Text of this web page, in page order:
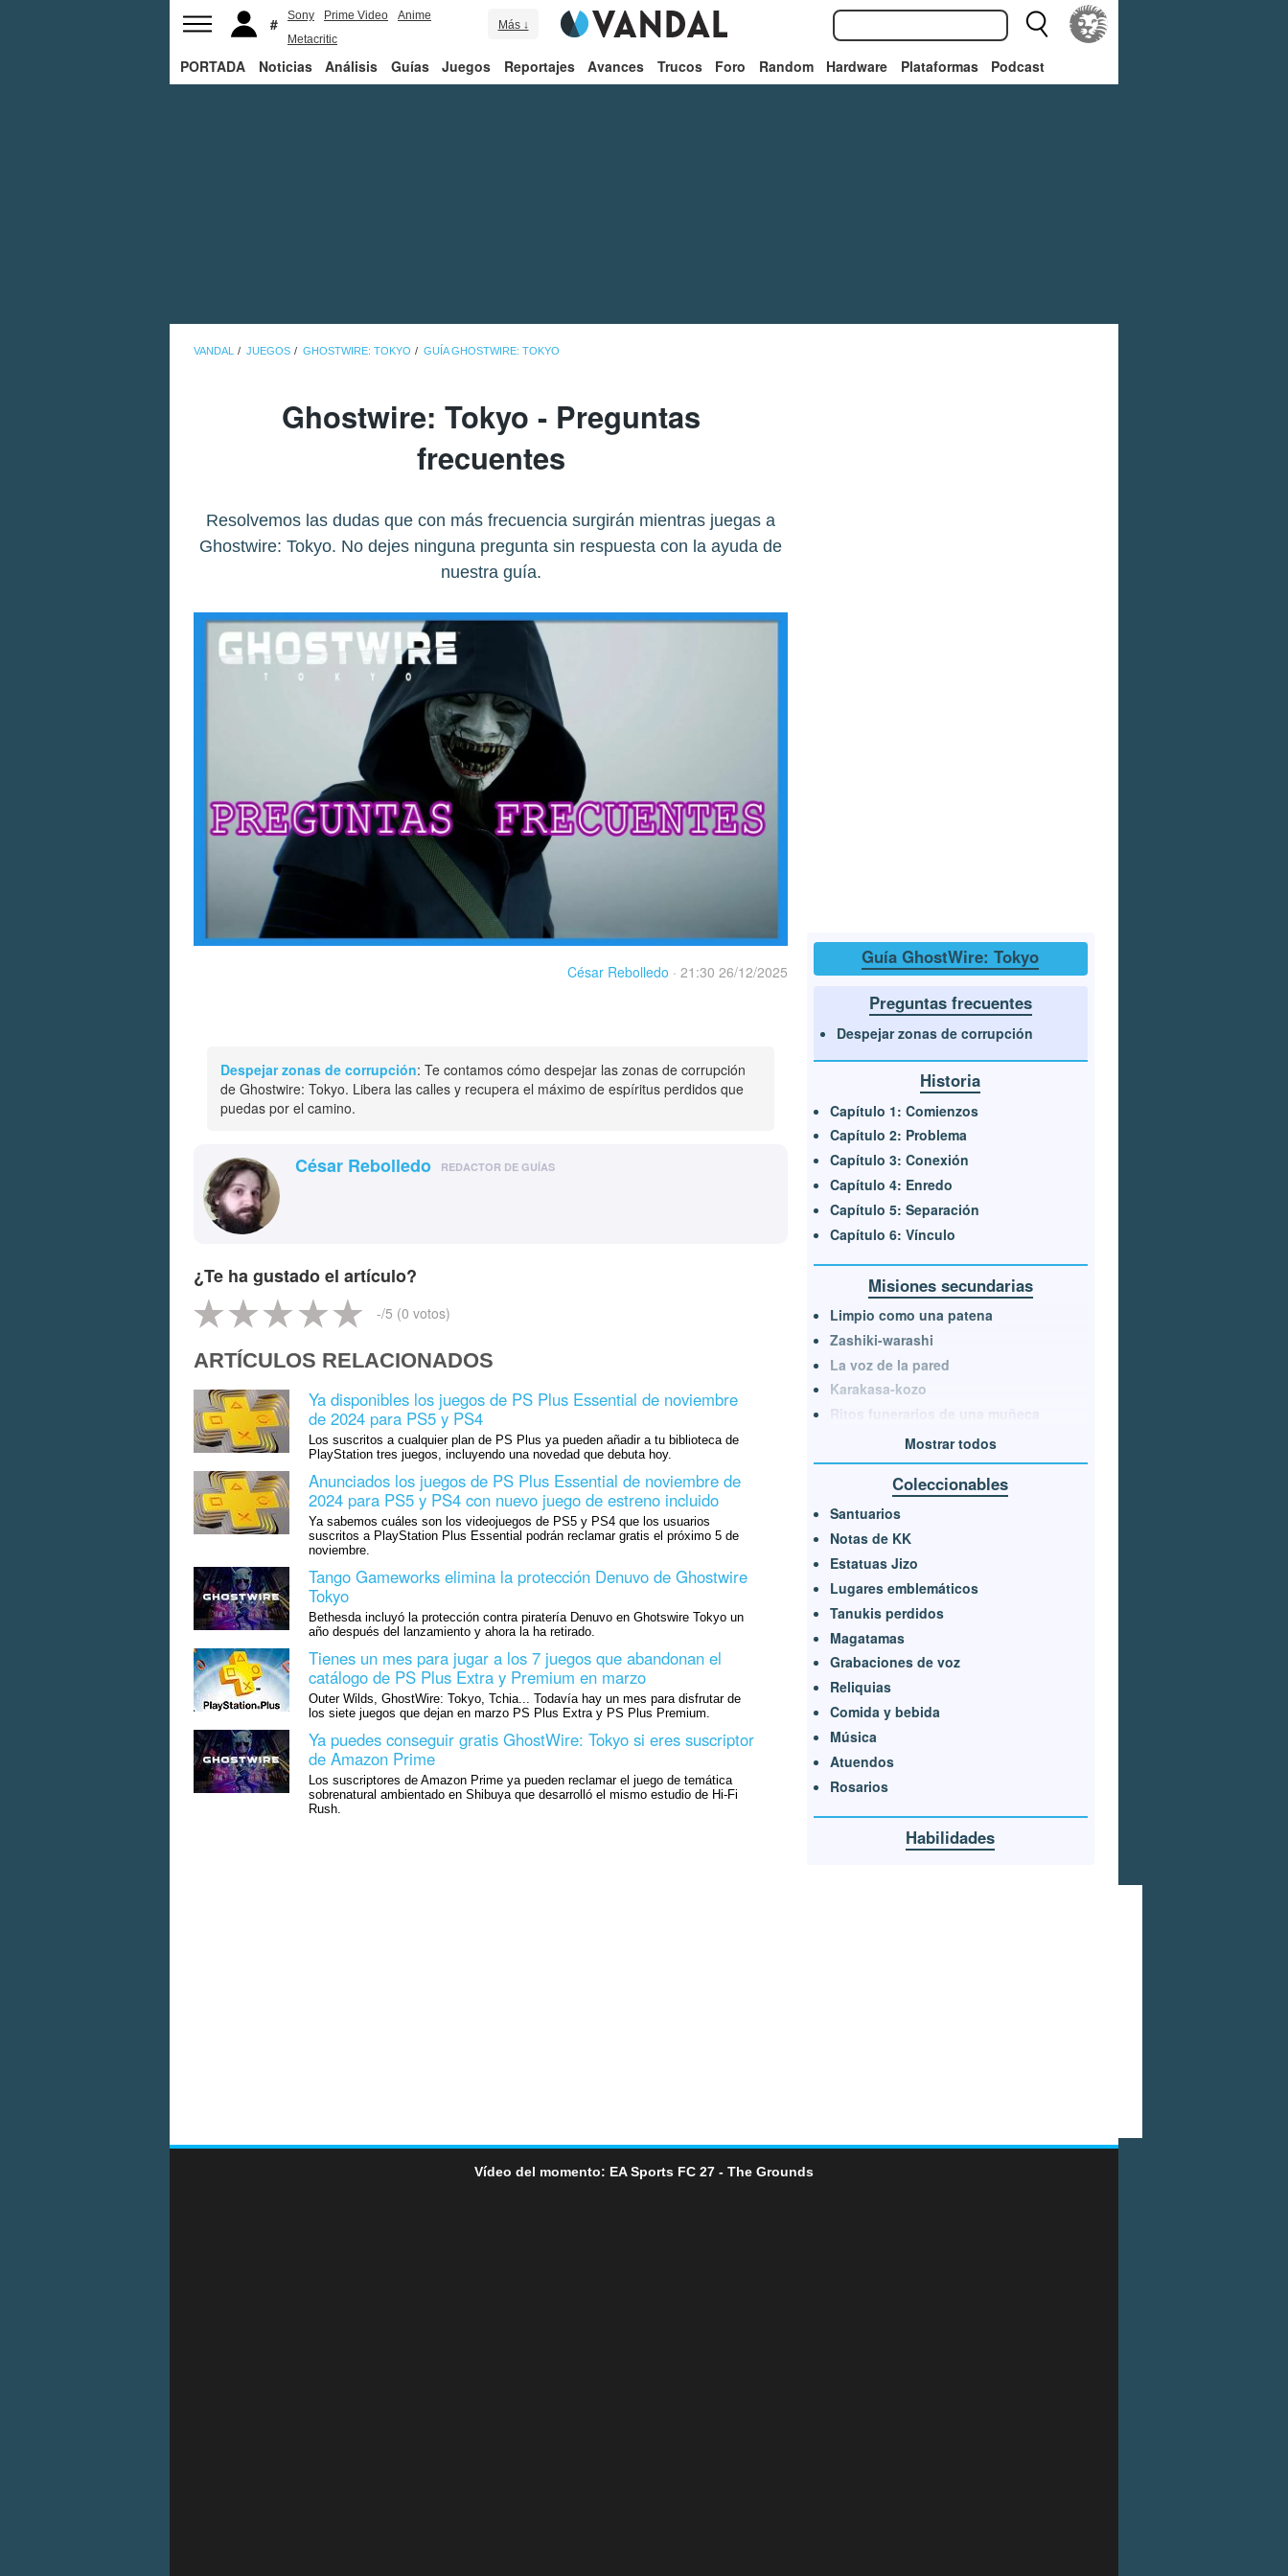
Sony Prime Video
Anime
Metacritic
Más ↓
PORTADA Noticias Análisis Guías Juegos Reportajes Avances Trucos Foro Random Hardware Plataformas Podcast
VANDAL JUEGOS GHOSTWIRE: TOKYO GUÍA GHOSTWIRE: TOKYO
Ghostwire: Tokyo - Preguntas
frecuentes
Resolvemos las dudas que con más frecuencia surgirán mientras juegas a
Ghostwire: Tokyo. No dejes ninguna pregunta sin respuesta con la ayuda de
nuestra guía.
César Rebolledo · 21:30 26/12/2025
Despejar zonas de corrupción: Te contamos cómo despejar las zonas de corrupción
de Ghostwire: Tokyo. Libera las calles y recupera el máximo de espíritus perdidos que
puedas por el camino.
César Rebolledo REDACTOR DE GUÍAS
¿Te ha gustado el artículo?
-/5 (0 votos)
ARTÍCULOS RELACIONADOS
Ya disponibles los juegos de PS Plus Essential de noviembre
de 2024 para PS5 y PS4
Los suscritos a cualquier plan de PS Plus ya pueden añadir a tu biblioteca de
PlayStation tres juegos, incluyendo una novedad que debuta hoy.
Anunciados los juegos de PS Plus Essential de noviembre de
2024 para PS5 y PS4 con nuevo juego de estreno incluido
Ya sabemos cuáles son los videojuegos de PS5 y PS4 que los usuarios
suscritos a PlayStation Plus Essential podrán reclamar gratis el próximo 5 de
noviembre.
Tango Gameworks elimina la protección Denuvo de Ghostwire
Tokyo
Bethesda incluyó la protección contra piratería Denuvo en Ghotswire Tokyo un
año después del lanzamiento y ahora la ha retirado.
Tienes un mes para jugar a los 7 juegos que abandonan el
catálogo de PS Plus Extra y Premium en marzo
Outer Wilds, GhostWire: Tokyo, Tchia... Todavía hay un mes para disfrutar de
los siete juegos que dejan en marzo PS Plus Extra y PS Plus Premium.
Ya puedes conseguir gratis GhostWire: Tokyo si eres suscriptor
de Amazon Prime
Los suscriptores de Amazon Prime ya pueden reclamar el juego de temática
sobrenatural ambientado en Shibuya que desarrolló el mismo estudio de Hi-Fi
Rush.
Guía GhostWire: Tokyo
Preguntas frecuentes
Despejar zonas de corrupción
Historia
Capítulo 1: Comienzos
Capítulo 2: Problema
Capítulo 3: Conexión
Capítulo 4: Enredo
Capítulo 5: Separación
Capítulo 6: Vínculo
Misiones secundarias
Limpio como una patena
Zashiki-warashi
La voz de la pared
Karakasa-kozo
Ritos funerarios de una muñeca
Mostrar todos
Coleccionables
Santuarios
Notas de KK
Estatuas Jizo
Lugares emblemáticos
Tanukis perdidos
Magatamas
Grabaciones de voz
Reliquias
Comida y bebida
Música
Atuendos
Rosarios
Habilidades
Vídeo del momento: EA Sports FC 27 - The Grounds